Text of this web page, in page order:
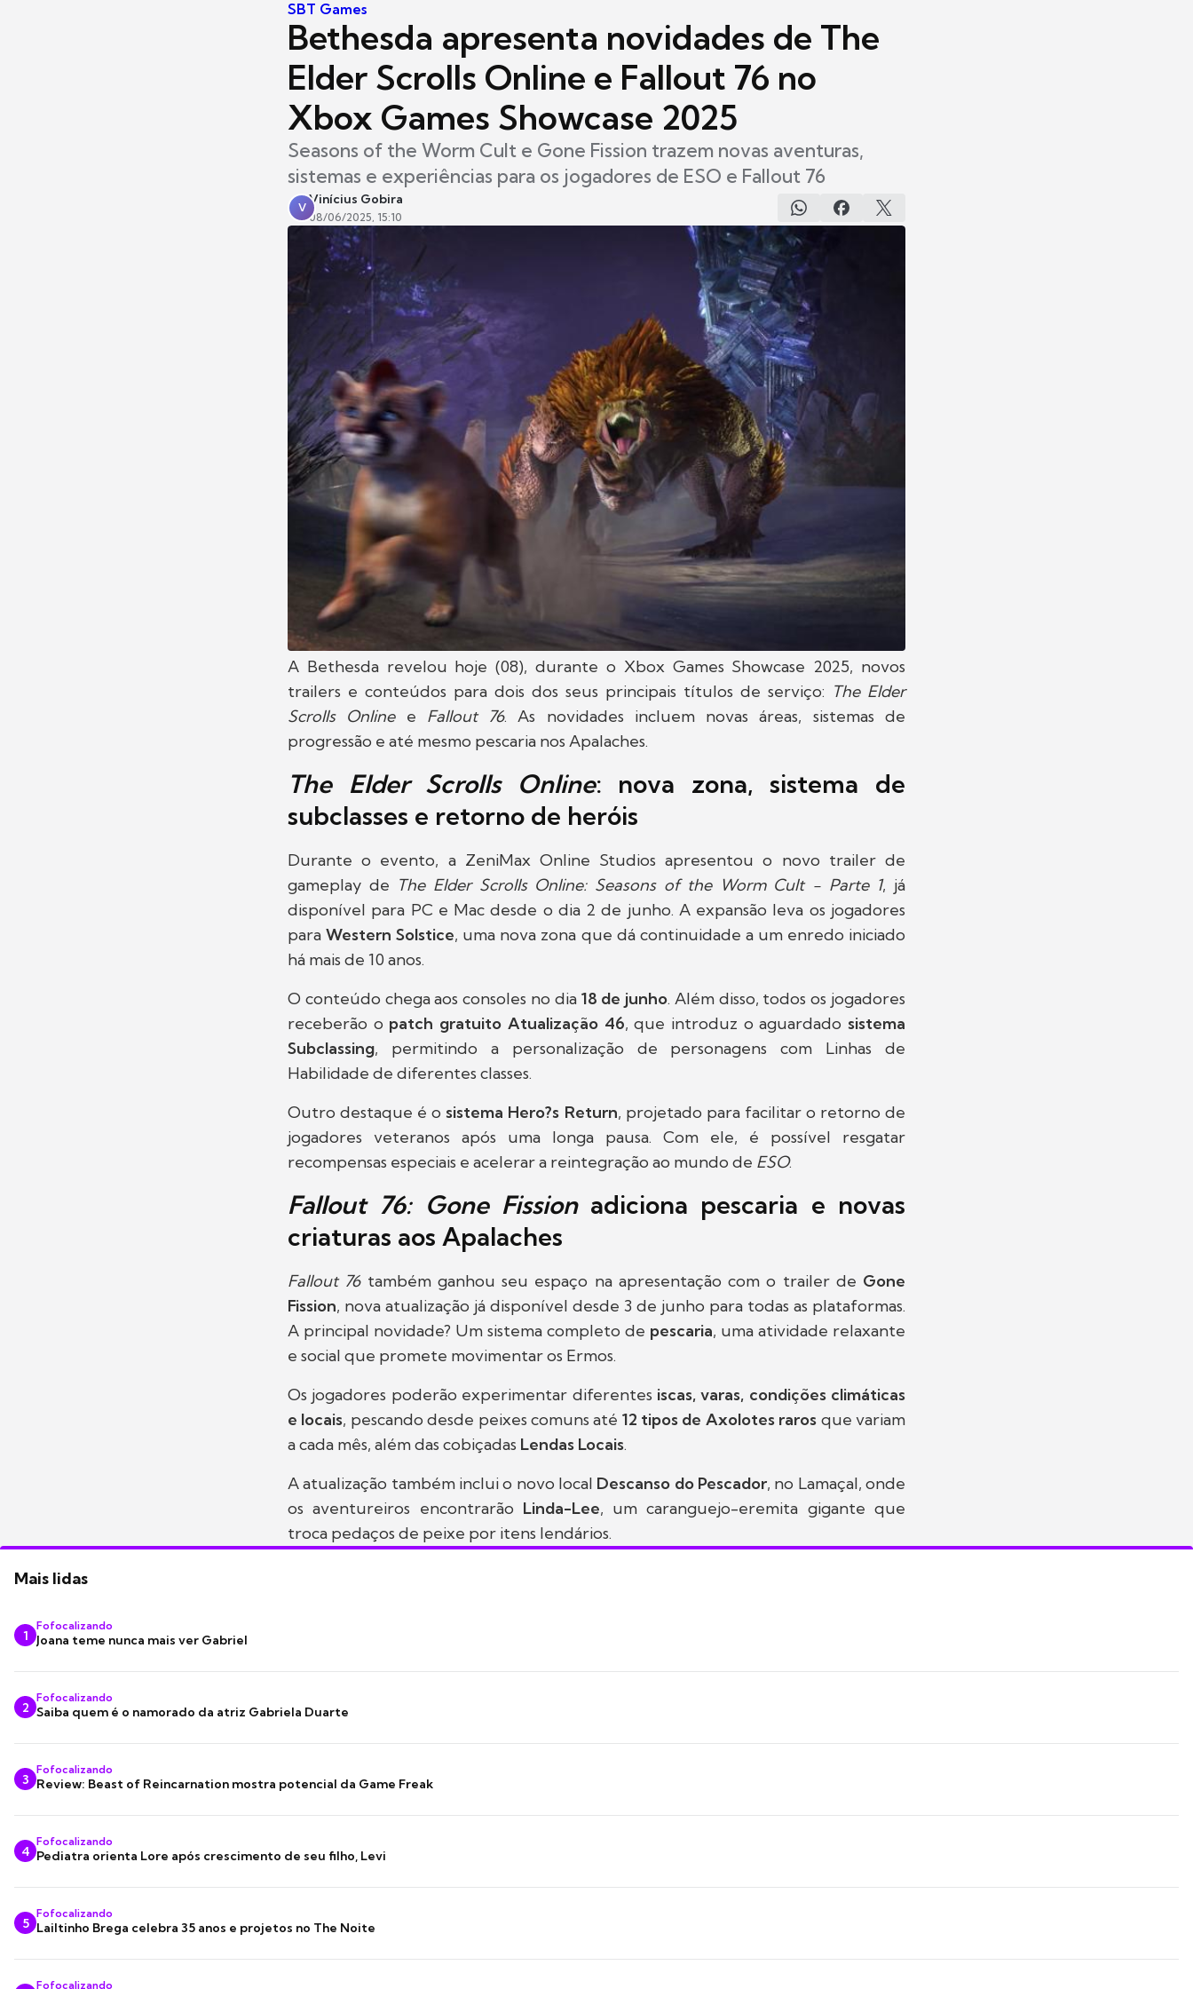
SBT Games
Bethesda apresenta novidades de The
Elder Scrolls Online e Fallout 76 no
Xbox Games Showcase 2025
Seasons of the Worm Cult e Gone Fission trazem novas aventuras,
sistemas e experiências para os jogadores de ESO e Fallout 76
V
Vinícius Gobira
08/06/2025, 15:10
A Bethesda revelou hoje (08), durante o Xbox Games Showcase 2025, novos
trailers e conteúdos para dois dos seus principais títulos de serviço: The Elder
Scrolls Onlinee Fallout 76. As novidades incluem novas áreas, sistemas de
progressão e até mesmo pescaria nos Apalaches.
The Elder Scrolls Online: nova zona, sistema de
subclasses e retorno de heróis
Durante o evento, a ZeniMax Online Studios apresentou o novo trailer de
gameplay de The Elder Scrolls Online: Seasons of the Worm Cult - Parte 1, já
disponível para PC e Mac desde o dia 2 de junho. A expansão leva os jogadores
paraWestern Solstice, uma nova zona que dá continuidade a um enredo iniciado
há mais de 10 anos.
O conteúdo chega aos consoles no dia 18 de junho. Além disso, todos os jogadores
receberão o patch gratuito Atualização 46, que introduz o aguardadosistema
Subclassing, permitindo a personalização de personagens com Linhas de
Habilidade de diferentes classes.
Outro destaque é osistema Hero?s Return, projetado para facilitar o retorno de
jogadores veteranos após uma longa pausa. Com ele, é possível resgatar
recompensas especiais e acelerar a reintegração ao mundo de ESO.
Fallout 76: Gone Fissionadiciona pescaria e novas
criaturas aos Apalaches
Fallout 76também ganhou seu espaço na apresentação com o trailer de Gone
Fission, nova atualização já disponível desde 3 de junho para todas as plataformas.
A principal novidade? Um sistema completo de pescaria, uma atividade relaxante
e social que promete movimentar os Ermos.
Os jogadores poderão experimentar diferentes iscas, varas, condições climáticas
e locais, pescando desde peixes comuns até 12 tipos de Axolotes raros que variam
a cada mês, além das cobiçadas Lendas Locais.
A atualização também inclui o novo local Descanso do Pescador, no Lamaçal, onde
os aventureiros encontrarão Linda-Lee, um caranguejo-eremita gigante que
troca pedaços de peixe por itens lendários.
Mais lidas
1
Fofocalizando
Joana teme nunca mais ver Gabriel
2
Fofocalizando
Saiba quem é o namorado da atriz Gabriela Duarte
3
Fofocalizando
Review: Beast of Reincarnation mostra potencial da Game Freak
4
Fofocalizando
Pediatra orienta Lore após crescimento de seu filho, Levi
5
Fofocalizando
Lailtinho Brega celebra 35 anos e projetos no The Noite
Fofocalizando